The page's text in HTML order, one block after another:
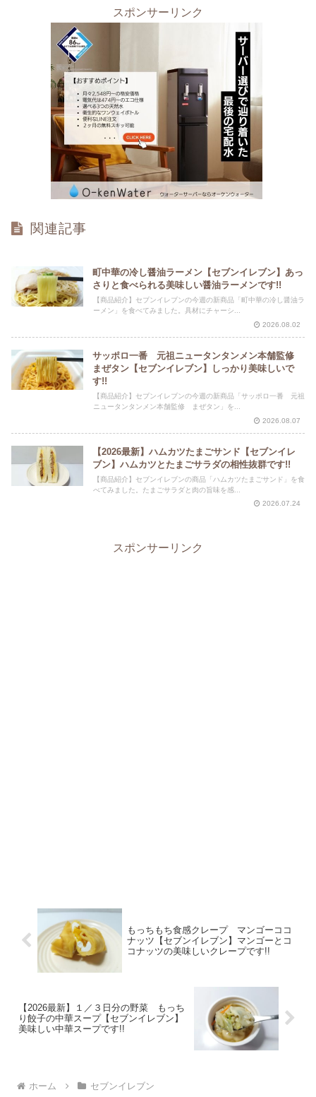
スポンサーリンク
関連記事
町中華の冷し醤油ラーメン【セブンイレブン】あっ
さりと食べられる美味しい醤油ラーメンです!!
【商品紹介】セブンイレブンの今週の新商品「町中華の冷し醤油ラ
ーメン」を食べてみました。具材にチャーシ...
2026.08.02
サッポロ一番 元祖ニュータンタンメン本舗監修
まぜタン【セブンイレブン】しっかり美味しいで
す!!
【商品紹介】セブンイレブンの今週の新商品「サッポロ一番 元祖
ニュータンタンメン本舗監修 まぜタン」を...
2026.08.07
【2026最新】ハムカツたまごサンド【セブンイレ
ブン】ハムカツとたまごサラダの相性抜群です!!
【商品紹介】セブンイレブンの商品「ハムカツたまごサンド」を食
べてみました。たまごサラダと肉の旨味を感...
2026.07.24
スポンサーリンク
もっちもち食感クレープ マンゴーココ
ナッツ【セブンイレブン】マンゴーとコ
コナッツの美味しいクレープです!!
【2026最新】１／３日分の野菜 もっち
り餃子の中華スープ【セブンイレブン】
美味しい中華スープです!!
ホーム セブンイレブン